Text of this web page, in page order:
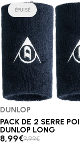
ÉPUISÉ
Distributeur:
DUNLOP
PACK DE 2 SERRE
DUNLOP LONG
8,99€9,99€